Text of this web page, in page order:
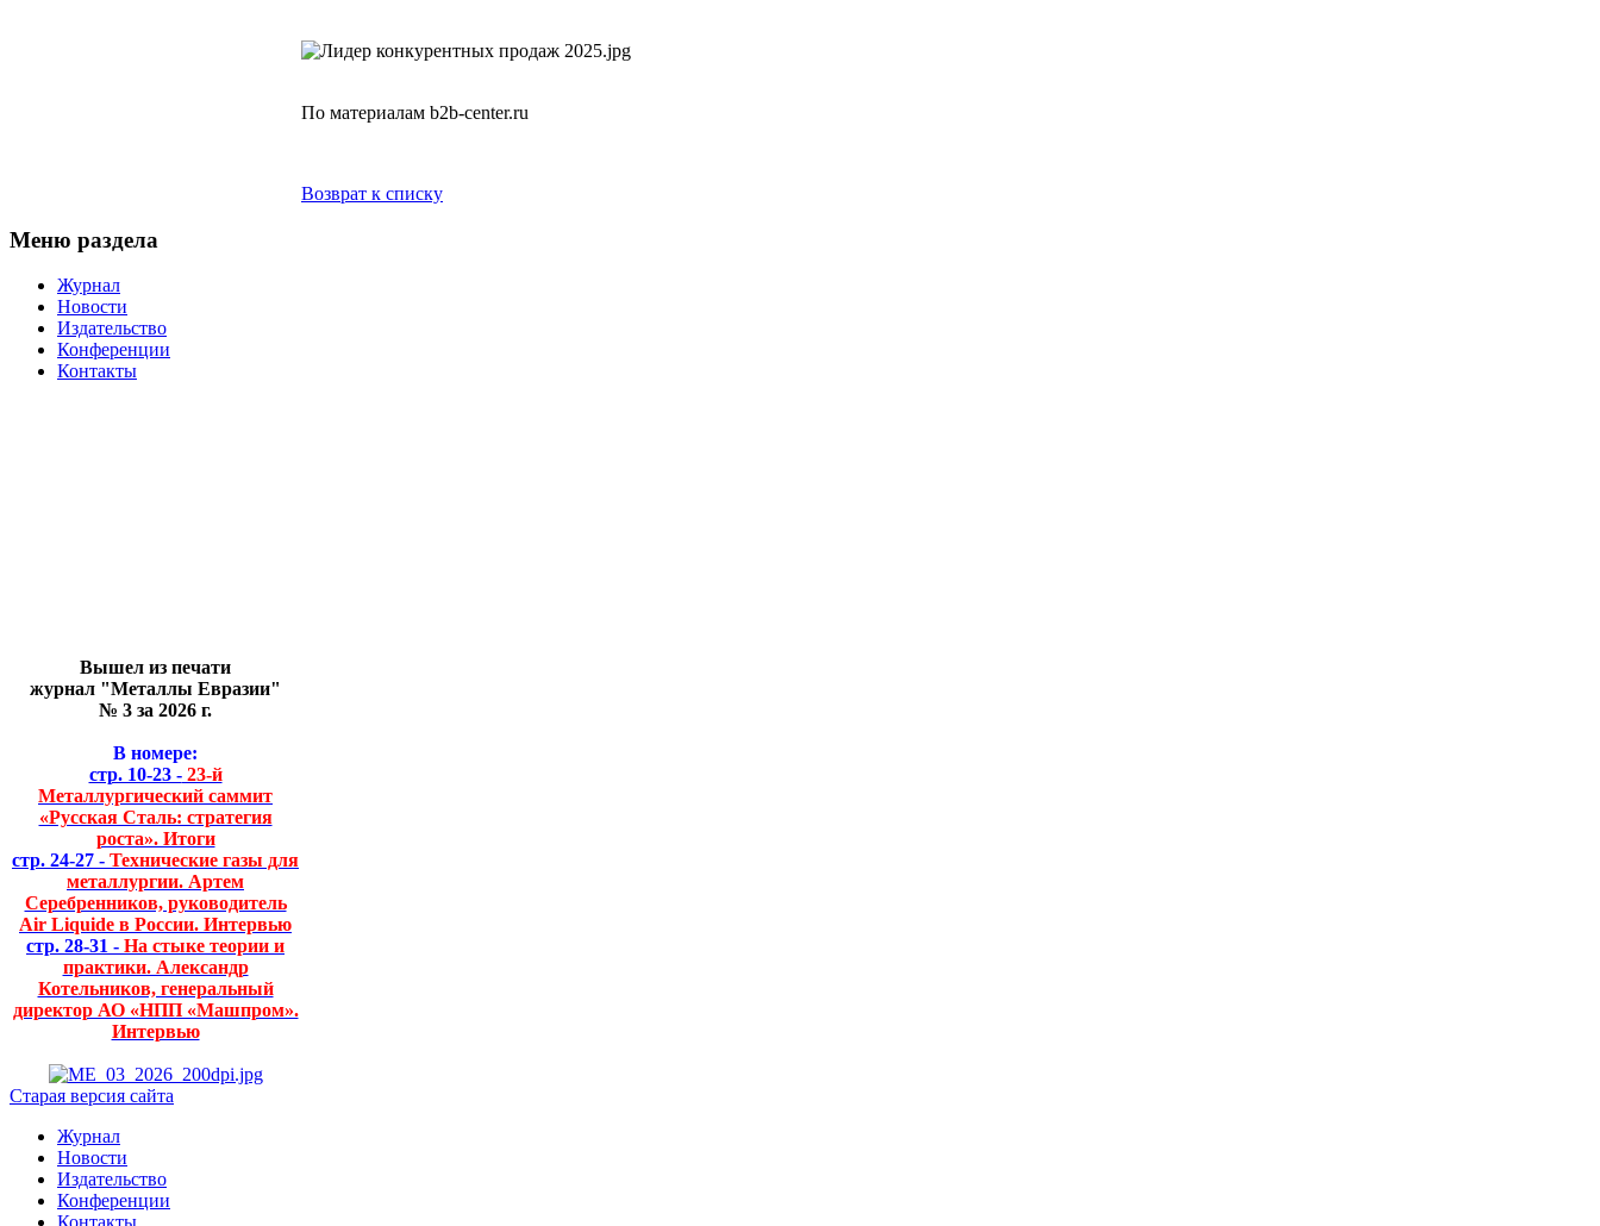
По материалам b2b-center.ru
Возврат к списку
Меню раздела
Журнал
Новости
Издательство
Конференции
Контакты
Вышел из печати
журнал "Металлы Евразии"
№ 3 за 2026 г.
В номере:
стр. 10-23 -23-й
Металлургический саммит
«Русская Сталь: стратегия
роста». Итоги
стр. 24-27 - Технические газы для
металлургии. Артем
Серебренников, руководитель
Air Liquide в России. Интервью
стр. 28-31 - На стыке теории и
практики. Александр
Котельников, генеральный
директор АО «НПП «Машпром».
Интервью
Старая версия сайта
Журнал
Новости
Издательство
Конференции